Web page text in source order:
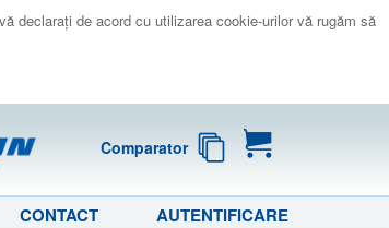
declaraţi de acord cu utilizarea cookie-urilor vă rugăm să
Comparator
CONTACT AUTENTIFICARE